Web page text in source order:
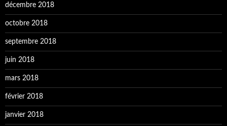
décembre 2018
octobre 2018
septembre 2018
juin 2018
mars 2018
février 2018
janvier 2018